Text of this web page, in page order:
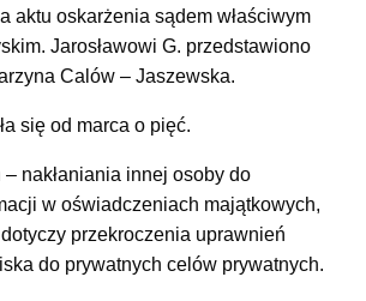
aktu oskarżenia sądem właściwym
Jarosławowi G. przedstawiono
Calów – Jaszewska.
się od marca o pięć.
nakłaniania innej osoby do
w oświadczeniach majątkowych,
przekroczenia uprawnień
do prywatnych celów prywatnych.